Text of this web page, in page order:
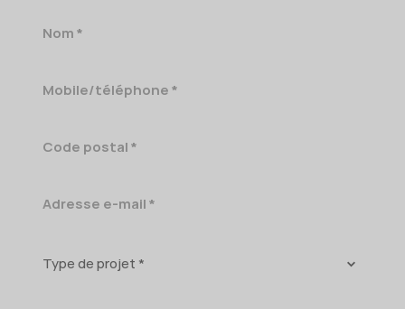
Nom
Mobile/téléphone
Code
Adresse
Type
de